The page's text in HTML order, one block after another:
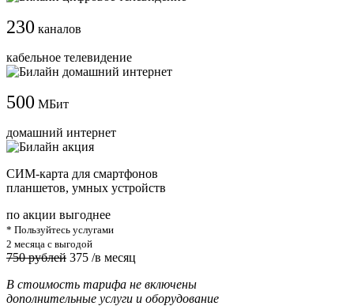
230 каналов
кабельное телевидение
500 МБит
домашний интернет
СИМ-карта для смартфонов
планшетов, умных устройств
по акции выгоднее
* Пользуйтесь услугами
2 месяца с выгодой
750 рублей 375 /в месяц
В стоимость тарифа не включены
дополнительные услуги и оборудование